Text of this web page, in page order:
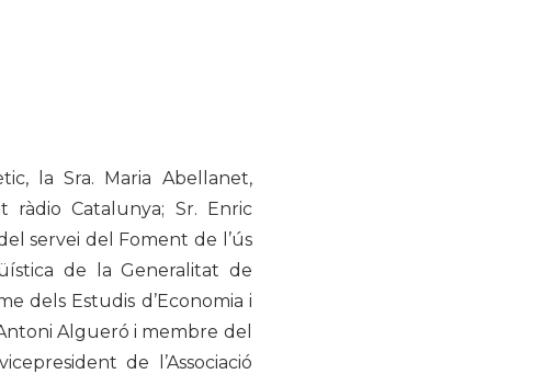
la Sra. Maria Abellanet,
Catalunya; Sr. Enric
servei del Foment de l’ús
de la Generalitat de
dels Estudis d’Economia i
Algueró i membre del
de l’Associació